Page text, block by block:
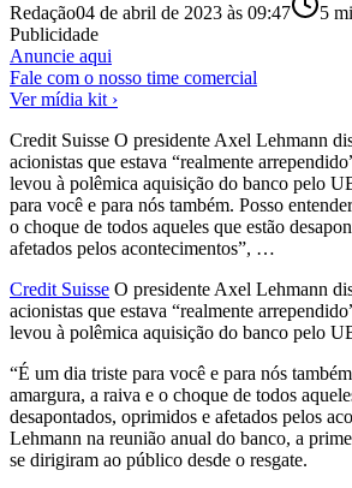
Redação04 de abril de 2023 às 09:47 5
Publicidade
Anuncie aqui
Fale com o nosso time comercial
Ver mídia kit ›
Credit Suisse O presidente Axel Lehmann
acionistas que estava “realmente
levou à polêmica aquisição do banco pelo
para você e para nós também. Posso
o choque de todos aqueles que estão
afetados pelos acontecimentos”, …
Credit Suisse O presidente Axel Lehmann
acionistas que estava “realmente
levou à polêmica aquisição do banco pelo
“É um dia triste para você e para nós
amargura, a raiva e o choque de todos
desapontados, oprimidos e afetados pelos
Lehmann na reunião anual do banco, a
se dirigiram ao público desde o resgate.